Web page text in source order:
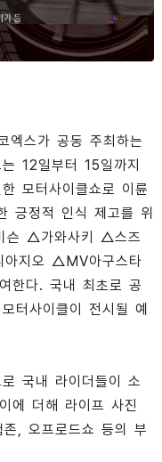
엑스가 공동 주최하는
12일부터 15일까지
모터사이클쇼로 이륜
긍정적 인식 제고를 위
슨 △가와사키 △스즈
지오 △MV아구스타
한다. 국내 최초로 공
터사이클이 전시될 예
국내 라이더들이 소
에 더해 라이프 사진
, 오프로드쇼 등의 부